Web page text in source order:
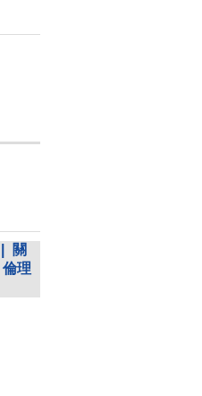
關
倫理